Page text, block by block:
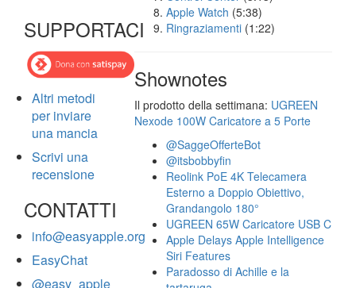
SUPPORTACI
Altri metodi
per inviare
una mancia
Scrivi una
recensione
CONTATTI
info@easyapple.org
EasyChat
@easy_apple
Apple Watch (5:38)
Ringraziamenti (1:22)
Shownotes
Il prodotto della settimana: UGREEN
Nexode 100W Caricatore a 5 Porte
@SaggeOfferteBot
@itsbobbyfin
Reolink PoE 4K Telecamera
Esterno a Doppio Obiettivo,
Grandangolo 180°
UGREEN 65W Caricatore USB C
Apple Delays Apple Intelligence
Siri Features
Paradosso di Achille e la